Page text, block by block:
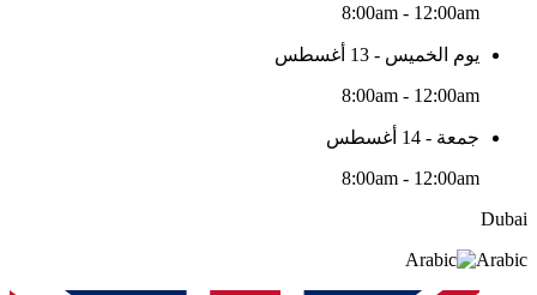
8:00am - 12:00am
يوم الخميس - 13 أغسطس
8:00am - 12:00am
جمعة - 14 أغسطس
8:00am - 12:00am
Dubai
Arabic